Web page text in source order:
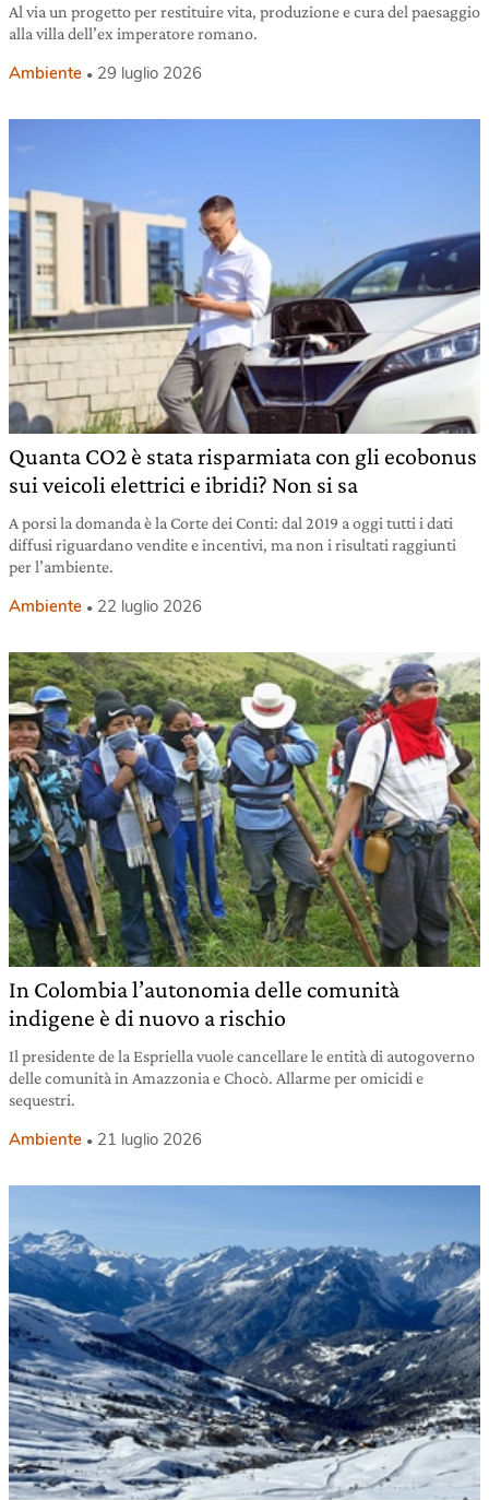
Al via un progetto per restituire vita, produzione e cura del paesaggio
alla villa dell’ex imperatore romano.
Ambiente 29 luglio 2026
Quanta CO2 è stata risparmiata con gli ecobonus
sui veicoli elettrici e ibridi? Non si sa
A porsi la domanda è la Corte dei Conti: dal 2019 a oggi tutti i dati
diffusi riguardano vendite e incentivi, ma non i risultati raggiunti
per l’ambiente.
Ambiente 22 luglio 2026
In Colombia l’autonomia delle comunità
indigene è di nuovo a rischio
Il presidente de la Espriella vuole cancellare le entità di autogoverno
delle comunità in Amazzonia e Chocò. Allarme per omicidi e
sequestri.
Ambiente 21 luglio 2026